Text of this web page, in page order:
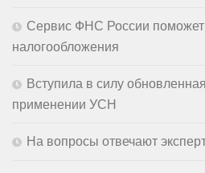
Сервис ФНС России
налогообложения
Вступила в силу
применении УСН
На вопросы отвечают